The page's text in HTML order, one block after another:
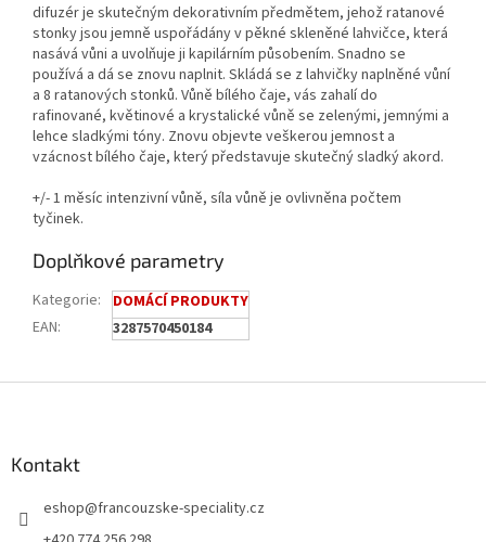
difuzér je skutečným dekorativním předmětem, jehož ratanové
stonky jsou jemně uspořádány v pěkné skleněné lahvičce, která
nasává vůni a uvolňuje ji kapilárním působením. Snadno se
používá a dá se znovu naplnit. Skládá se z lahvičky naplněné vůní
a 8 ratanových stonků. Vůně bílého čaje, vás zahalí do
rafinované, květinové a krystalické vůně se zelenými, jemnými a
lehce sladkými tóny. Znovu objevte veškerou jemnost a
vzácnost bílého čaje, který představuje skutečný sladký akord.
+/- 1 měsíc intenzivní vůně, síla vůně je ovlivněna počtem
tyčinek.
Doplňkové parametry
Kategorie:
DOMÁCÍ PRODUKTY
EAN: 3287570450184
Kontakt
eshop@francouzske-speciality.cz